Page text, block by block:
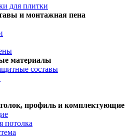
для плитки
и монтажная пена
материалы
составы
профиль и комплектующие
потолка